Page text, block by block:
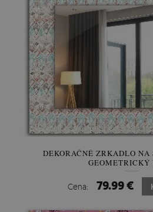
DEKORAČNÉ ZRKADLO NA
GEOMETRICKÝ
Cena: 79.99 €